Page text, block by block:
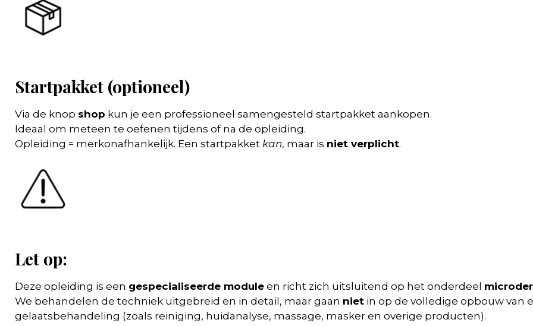
Startpakket (optioneel)
Via de knop shop kun je een professioneel samengesteld startpakket aankopen.
Ideaal om meteen te oefenen tijdens of na de opleiding.
Opleiding = merkonafhankelijk. Een startpakket kan, maar is niet verplicht.
Let op:
Deze opleiding is een gespecialiseerde module en richt zich uitsluitend op het onderdeel
We behandelen de techniek uitgebreid en in detail, maar gaan niet in op de volledige opbouw van
gelaatsbehandeling (zoals reiniging, huidanalyse, massage, masker en overige producten).